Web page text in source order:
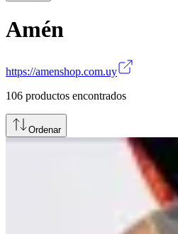
Amén
https://amenshop.com.uy
106 productos encontrados
Ordenar